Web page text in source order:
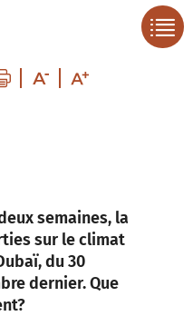
semaines, la
sur le climat
du 30
dernier. Que